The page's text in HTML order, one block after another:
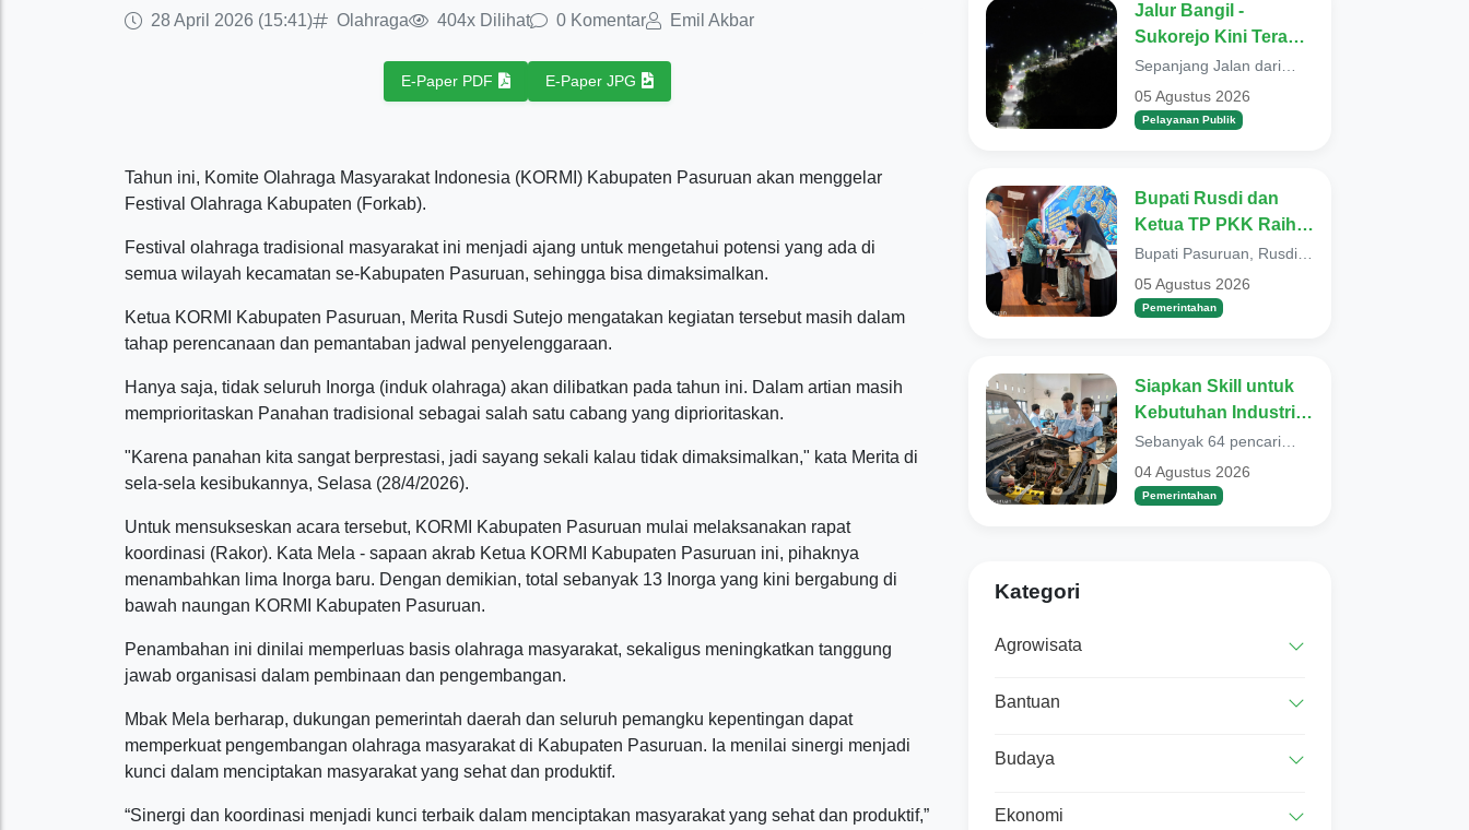
28 April 2026 (15:41) Olahraga 404x Dilihat 0 Komentar Emil Akbar
E-Paper PDF E-Paper JPG
Tahun ini, Komite Olahraga Masyarakat Indonesia (KORMI) Kabupaten Pasuruan akan menggelar
Festival Olahraga Kabupaten (Forkab).
Festival olahraga tradisional masyarakat ini menjadi ajang untuk mengetahui potensi yang ada di
semua wilayah kecamatan se-Kabupaten Pasuruan, sehingga bisa dimaksimalkan.
Ketua KORMI Kabupaten Pasuruan, Merita Rusdi Sutejo mengatakan kegiatan tersebut masih dalam
tahap perencanaan dan pemantaban jadwal penyelenggaraan.
Hanya saja, tidak seluruh Inorga (induk olahraga) akan dilibatkan pada tahun ini. Dalam artian masih
memprioritaskan Panahan tradisional sebagai salah satu cabang yang diprioritaskan.
"Karena panahan kita sangat berprestasi, jadi sayang sekali kalau tidak dimaksimalkan," kata Merita di
sela-sela kesibukannya, Selasa (28/4/2026).
Untuk mensukseskan acara tersebut, KORMI Kabupaten Pasuruan mulai melaksanakan rapat
koordinasi (Rakor). Kata Mela - sapaan akrab Ketua KORMI Kabupaten Pasuruan ini, pihaknya
menambahkan lima Inorga baru. Dengan demikian, total sebanyak 13 Inorga yang kini bergabung di
bawah naungan KORMI Kabupaten Pasuruan.
Penambahan ini dinilai memperluas basis olahraga masyarakat, sekaligus meningkatkan tanggung
jawab organisasi dalam pembinaan dan pengembangan.
Mbak Mela berharap, dukungan pemerintah daerah dan seluruh pemangku kepentingan dapat
memperkuat pengembangan olahraga masyarakat di Kabupaten Pasuruan. Ia menilai sinergi menjadi
kunci dalam menciptakan masyarakat yang sehat dan produktif.
“Sinergi dan koordinasi menjadi kunci terbaik dalam menciptakan masyarakat yang sehat dan produktif,”
Jalur Bangil -
Sukorejo Kini Terang
Benderang. Pemkab
Pasuruan Selesai
Bangun 385 PJU
Sepanjang Jalan dari
Bangil - Sukorejo, kini tak
lagi suram alias terang
bendera...
05 Agustus 2026
Pelayanan Publik
Bupati Rusdi dan
Ketua TP PKK Raih
Penghargaan Di
Bidang
Kependudukan dan
Kehadiran Orang Tua
Tidak Cukup Fisik.
Tapi Kedekatan
Komunikasi yang
Bupati Pasuruan, Rusdi
Sutejo menegaskan
bahwa kehadiran orang
tua tidak cukup h...
05 Agustus 2026
Pemerintahan
Siapkan Skill untuk
Kebutuhan Industri,
64 Pencaker di
Kabupaten Ikuti
Pelatihan Vokasi
Sebanyak 64 pencari
pekerjaan (pencaker) di
Kabupaten Pasuruan,
mengikuti Pelati...
04 Agustus 2026
Pemerintahan
Kategori
Agrowisata
Bantuan
Budaya
Ekonomi